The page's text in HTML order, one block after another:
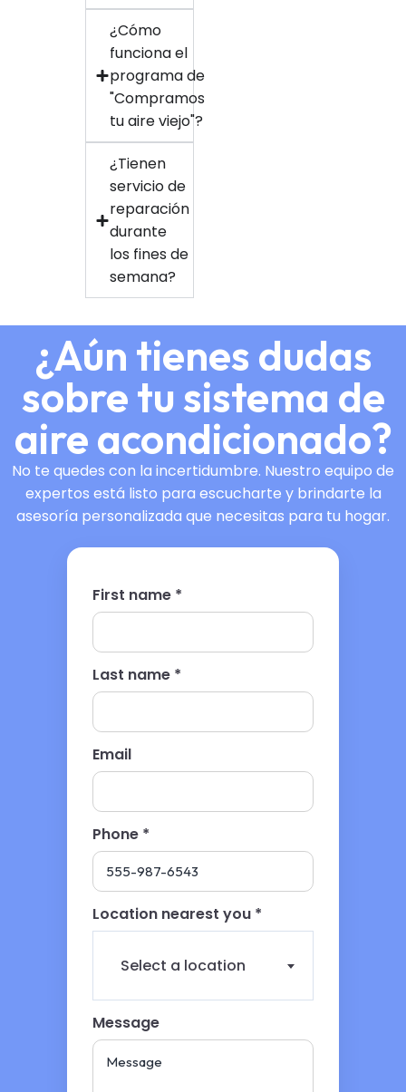
¿Cómo
funciona el
programa de
"Compramos
tu aire viejo"?
¿Tienen
servicio de
reparación
durante
los fines de
semana?
¿Aún tienes dudas
sobre tu sistema de
aire acondicionado?
No te quedes con la incertidumbre. Nuestro equipo de
expertos está listo para escucharte y brindarte la
asesoría personalizada que necesitas para tu hogar.
First name *
Last name *
Email
Phone *
Location nearest you *
Select a location
Message